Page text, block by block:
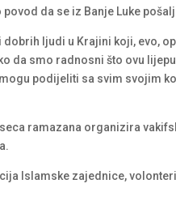
da se iz Banje Luke
dobrih ljudi u Krajini koji, evo,
da smo radnosni što ovu
podijeliti sa svim svojim
ramazana organizira
Islamske zajednice,